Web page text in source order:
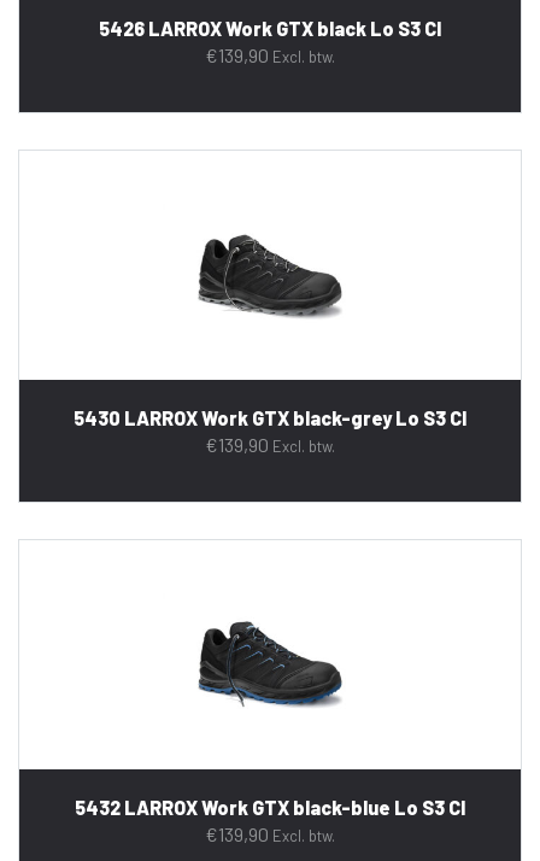
5426 LARROX Work GTX black Lo S3 CI
€139,90 Excl. btw.
5430 LARROX Work GTX black-grey Lo S3 CI
€139,90 Excl. btw.
5432 LARROX Work GTX black-blue Lo S3 CI
€139,90 Excl. btw.